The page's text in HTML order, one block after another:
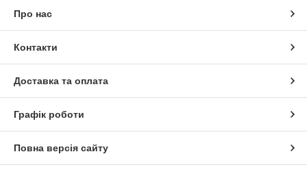
Про нас
Контакти
Доставка та оплата
Графік роботи
Повна версія сайту